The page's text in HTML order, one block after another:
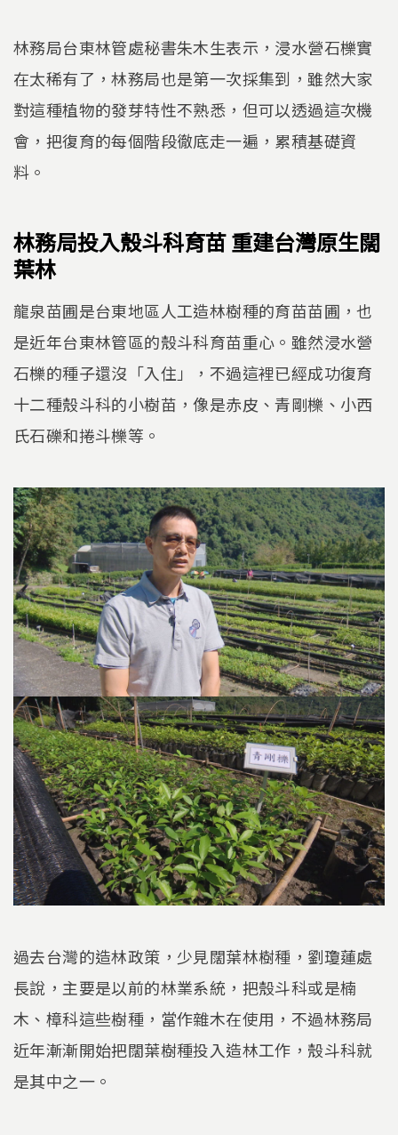
林務局台東林管處秘書朱木生表示，浸水營石櫟實
在太稀有了，林務局也是第一次採集到，雖然大家
對這種植物的發芽特性不熟悉，但可以透過這次機
會，把復育的每個階段徹底走一遍，累積基礎資
料。
林務局投入殼斗科育苗 重建台灣原生闊
葉林
龍泉苗圃是台東地區人工造林樹種的育苗苗圃，也
是近年台東林管區的殼斗科育苗重心。雖然浸水營
石櫟的種子還沒「入住」，不過這裡已經成功復育
十二種殼斗科的小樹苗，像是赤皮、青剛櫟、小西
氏石礫和捲斗櫟等。
過去台灣的造林政策，少見闊葉林樹種，劉瓊蓮處
長說，主要是以前的林業系統，把殼斗科或是楠
木、樟科這些樹種，當作雜木在使用，不過林務局
近年漸漸開始把闊葉樹種投入造林工作，殼斗科就
是其中之一。